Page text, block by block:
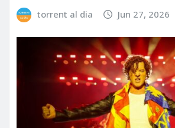
torrent al dia Jun 27, 2026